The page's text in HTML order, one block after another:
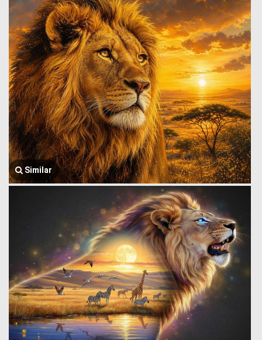
Similar